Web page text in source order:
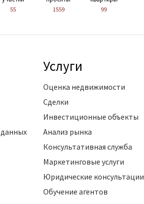
55 1559 99
Услуги
Оценка недвижимости
Сделки
Инвестиционные объекты
Анализ рынка
Консультативная служба
Маркетинговые услуги
Юридические консультации
Обучение агентов